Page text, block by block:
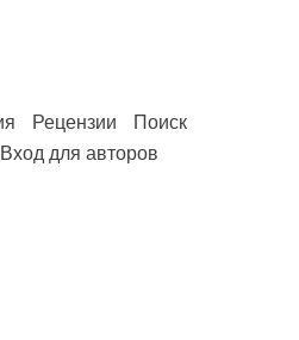
Рецензии
Поиск
Вход для авторов